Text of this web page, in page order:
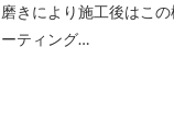
磨きにより施工後はこ
ーティング…